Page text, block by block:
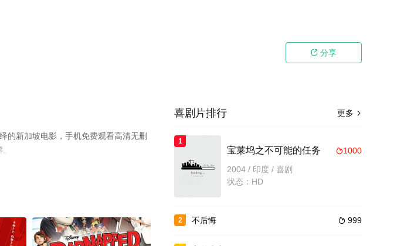
 分享
的新加坡电影，手机免费观看高清无删
更多 
喜剧片排行
1
1000
宝莱坞之不可能的任务
2004 / 印度 / 喜剧
状态：HD
2  999
不后悔